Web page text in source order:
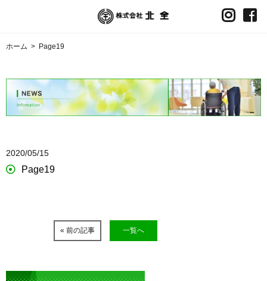
ホーム > Page19
2020/05/15
Page19
« 前の記事 一覧へ